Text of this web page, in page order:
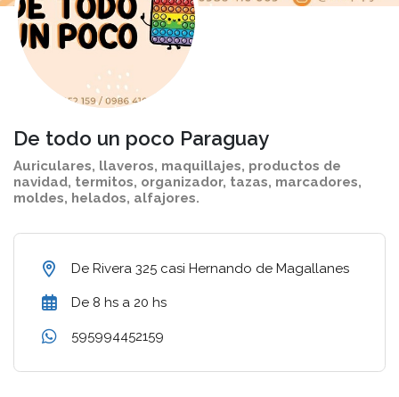
De todo un poco Paraguay
Auriculares, llaveros, maquillajes, productos de
navidad, termitos, organizador, tazas, marcadores,
moldes, helados, alfajores.
De Rivera 325 casi Hernando de Magallanes
De 8 hs a 20 hs
595994452159